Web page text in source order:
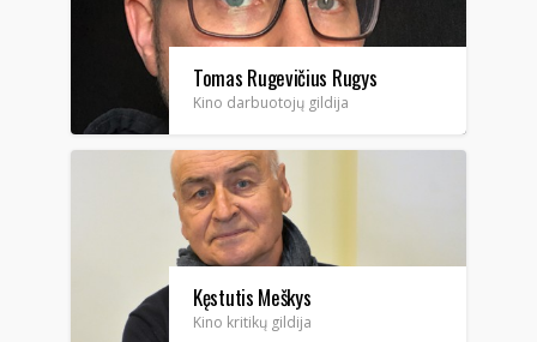
Tomas Rugevičius Rugys
Kino darbuotojų gildija
Kęstutis Meškys
Kino kritikų gildija